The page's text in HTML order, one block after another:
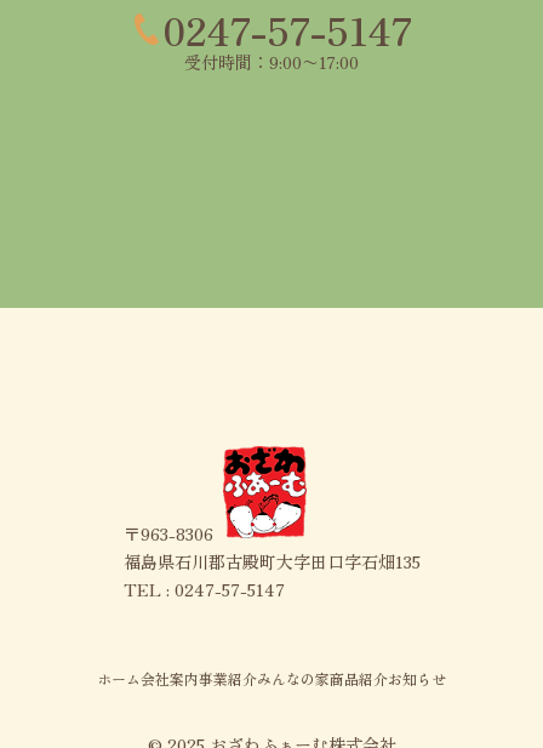
0247-57-5147
受付時間：9:00〜17:00
〒963-8306
福島県石川郡古殿町大字田口字石畑135
TEL : 0247-57-5147
ホーム会社案内事業紹介みんなの家商品紹介お知らせ